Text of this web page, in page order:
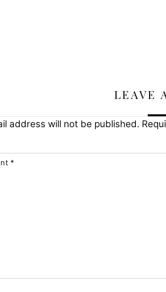
LEAVE
address will not be published.
*